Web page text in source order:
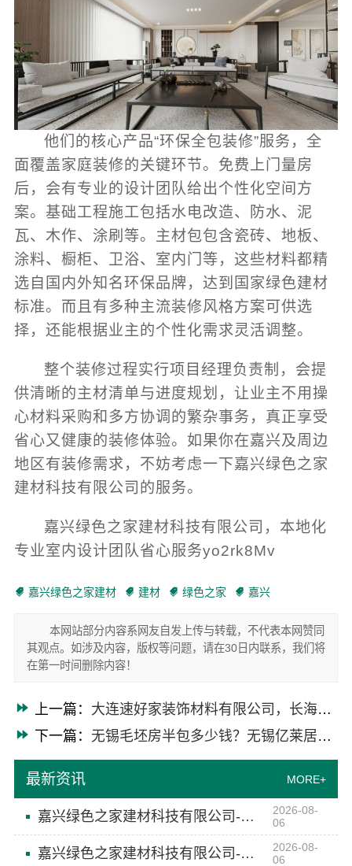
他们的核心产品“环保全包装修”服务，全
面覆盖家庭装修的关键环节。免费上门量房
后，会有专业的设计团队给出个性化空间方
案。基础工程施工包括水电改造、防水、泥
瓦、木作、涂刷等。主材包包含瓷砖、地板、
涂料、橱柜、卫浴、室内门等，这些材料都精
选自国内外知名环保品牌，达到国家绿色建材
标准。而且有多种主流装修风格方案可供选
择，还能根据业主的个性化需求灵活调整。
整个装修过程实行项目经理负责制，会提
供清晰的主材清单与进度规划，让业主不用操
心材料采购和多方协调的繁杂事务，真正享受
省心又健康的装修体验。如果你在嘉兴及周边
地区有装修需求，不妨考虑一下嘉兴绿色之家
建材科技有限公司的服务。
嘉兴绿色之家建材科技有限公司，本地化
专业室内设计团队省心服务yo2rk8Mv
嘉兴绿色之家建材 建材 绿色之家 嘉兴
本网站部分内容系网友自发上传与转载，不代表本网赞同
其观点。如涉及内容，版权等问题，请在30日内联系，我们将
在第一时间删除内容！
上一篇： 大连速好家装饰材料有限公司，长海局部装修特价来袭
下一篇： 无锡毛坯房半包多少钱？无锡亿莱居有答案
最新资讯 MORE+
嘉兴绿色之家建材科技有限公司-本地知名房屋装修服务环保
2026-08-
06
嘉兴绿色之家建材科技有限公司-同城专业家装团队环保
2026-08-
06